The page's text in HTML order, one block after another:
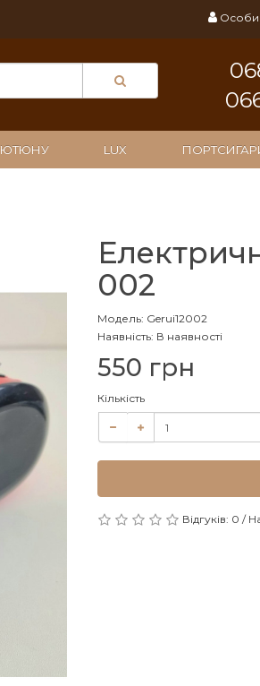
LUX
002
Модель: Gerui12002
Наявність: В наявності
550 грн
Кількість
Відгуків: 0 /